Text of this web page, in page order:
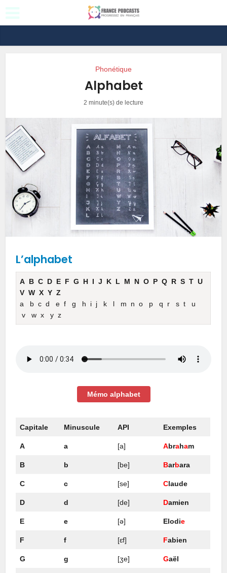
Phonétique
Alphabet
2 minute(s) de lecture
L’alphabet
A B C D E F G H I J K L M N O P Q R S T U
V W X Y Z
a b c d e f g h i j k l m n o p q r s t u
v w x y z
Mémo alphabet
Capitale Minuscule API Exemples
A a [a] Abraham
B b [be] Barbara
C c [se] Claude
D d [de] Damien
E e [ə] Elodie
F f [ɛf] Fabien
G g [ʒe] Gaël